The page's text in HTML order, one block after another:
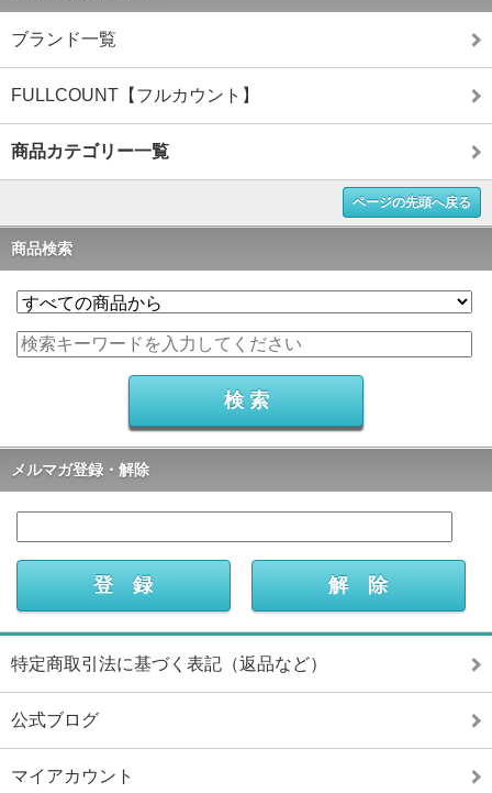
ブランド一覧
FULLCOUNT【フルカウント】
商品カテゴリー一覧
ページの先頭へ戻る
商品検索
メルマガ登録・解除
特定商取引法に基づく表記（返品など）
公式ブログ
マイアカウント